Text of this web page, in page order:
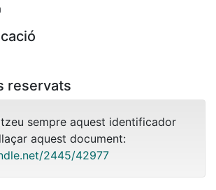
reservats
sempre aquest identificador
aquest document:
2445/42977